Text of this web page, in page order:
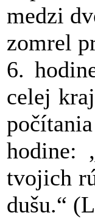
medzi
zomrel
6.
celej
hodine:
tvojich
dušu.“